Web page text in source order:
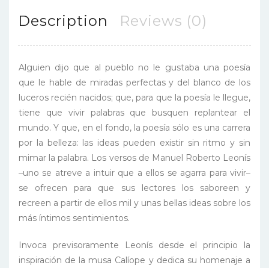
Description Reviews (0)
Alguien dijo que al pueblo no le gustaba una poesía
que le hable de miradas perfectas y del blanco de los
luceros recién nacidos; que, para que la poesía le llegue,
tiene que vivir palabras que busquen replantear el
mundo. Y que, en el fondo, la poesía sólo es una carrera
por la belleza: las ideas pueden existir sin ritmo y sin
mimar la palabra. Los versos de Manuel Roberto Leonís
–uno se atreve a intuir que a ellos se agarra para vivir–
se ofrecen para que sus lectores los saboreen y
recreen a partir de ellos mil y unas bellas ideas sobre los
más íntimos sentimientos.
Invoca previsoramente Leonís desde el principio la
inspiración de la musa Calíope y dedica su homenaje a